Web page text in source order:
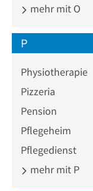
mehr mit O
P
Physiotherapie
Pizzeria
Pension
Pflegeheim
Pflegedienst
mehr mit P